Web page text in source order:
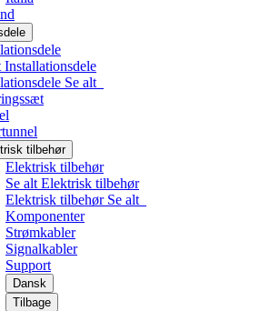
Installationsdele
Se alt
tilbehør
Elektrisk tilbehør
Se alt Elektrisk tilbehør
Elektrisk tilbehør Se alt
Komponenter
Strømkabler
Signalkabler
Support
Dansk
Tilbage